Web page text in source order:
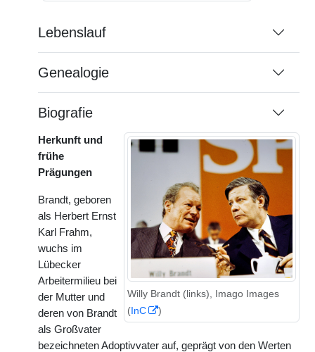
Lebenslauf
Genealogie
Biografie
Willy Brandt (links), Imago Images
(InC )
Herkunft und
frühe
Prägungen
Brandt, geboren
als Herbert Ernst
Karl Frahm,
wuchs im
Lübecker
Arbeitermilieu bei
der Mutter und
deren von Brandt
als Großvater
bezeichneten Adoptivvater auf, geprägt von den Werten